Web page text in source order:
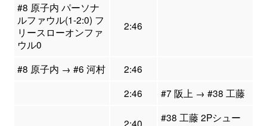
#8 原子内 パーソナ
ルファウル(1-2:0) フ
リースローオンファ
ウル0
2:46
#8 原子内 → #6 河村
2:46
2:46
#7 阪上 → #38 工藤
2:40
#38 工藤 2Pシュー